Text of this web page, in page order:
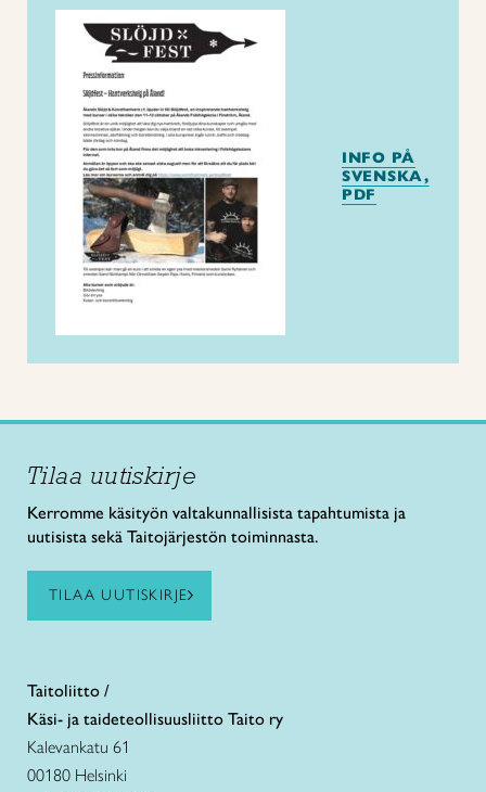
INFO PÅ
SVENSKA,
PDF
Tilaa uutiskirje
Kerromme käsityön valtakunnallisista tapahtumista ja
uutisista sekä Taitojärjestön toiminnasta.
TILAA UUTISKIRJE
Taitoliitto /
Käsi- ja taideteollisuusliitto Taito ry
Kalevankatu 61
00180 Helsinki